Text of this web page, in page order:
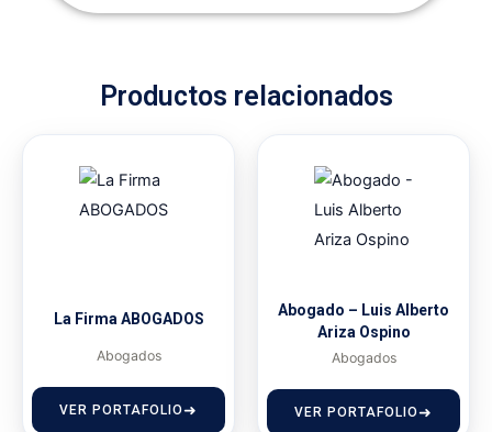
Productos relacionados
La Firma ABOGADOS
Abogados
VER PORTAFOLIO
Abogado – Luis Alberto
Ariza Ospino
Abogados
VER PORTAFOLIO